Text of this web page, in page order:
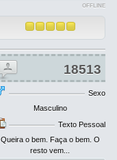
OFFLINE
18513
Sexo
Masculino
Texto Pessoal
Queira o bem. Faça o bem. O
resto vem...